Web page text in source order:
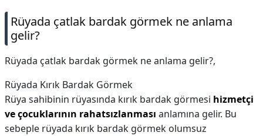
Rüyada çatlak bardak görmek ne anlama
gelir?
Rüyada çatlak bardak görmek ne anlama gelir?,
Rüyada Kırık Bardak Görmek
Rüya sahibinin rüyasında kırık bardak görmesi hizmetçi
ve çocuklarının rahatsızlanması anlamına gelir. Bu
sebeple rüyada kırık bardak görmek olumsuz